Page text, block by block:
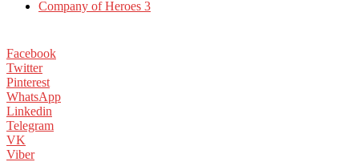
Company of Heroes 3
Facebook
Twitter
Pinterest
WhatsApp
Linkedin
Telegram
VK
Viber